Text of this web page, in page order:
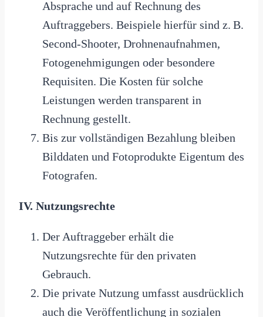
Absprache und auf Rechnung des
Auftraggebers. Beispiele hierfür sind z. B.
Second-Shooter, Drohnenaufnahmen,
Fotogenehmigungen oder besondere
Requisiten. Die Kosten für solche
Leistungen werden transparent in
Rechnung gestellt.
Bis zur vollständigen Bezahlung bleiben
Bilddaten und Fotoprodukte Eigentum des
Fotografen.
IV. Nutzungsrechte
Der Auftraggeber erhält die
Nutzungsrechte für den privaten
Gebrauch.
Die private Nutzung umfasst ausdrücklich
auch die Veröffentlichung in sozialen